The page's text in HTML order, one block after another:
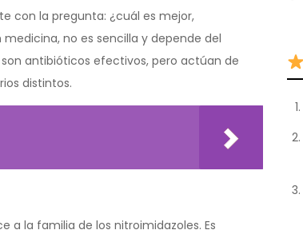
con la pregunta: ¿cuál es mejor,
no es sencilla y depende del
antibióticos efectivos, pero actúan de
distintos.
a la familia de los nitroimidazoles. Es